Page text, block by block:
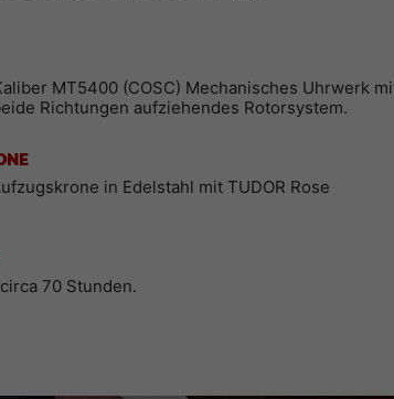
MT5400 (COSC) Mechanisches Uhrwerk
Richtungen aufziehendes Rotorsystem.
in Edelstahl mit TUDOR Rose
70 Stunden.